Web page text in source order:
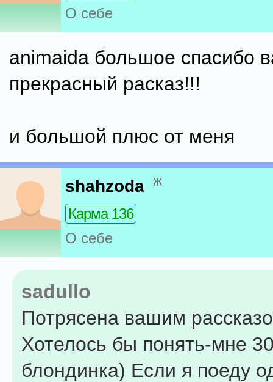
О себе
animaida большое спасибо
прекрасный расказ!!!
и большой плюс от меня
shahzoda ж
Карма 136
О себе
sadullo
Потрясена вашим
Хотелось бы понять-мне
блондинка) Если я поеду